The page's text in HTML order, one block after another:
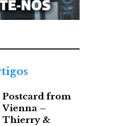
Postcard from
Vienna –
Thierry &